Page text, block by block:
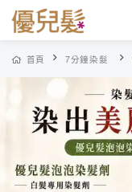
首頁 7分鐘染髮